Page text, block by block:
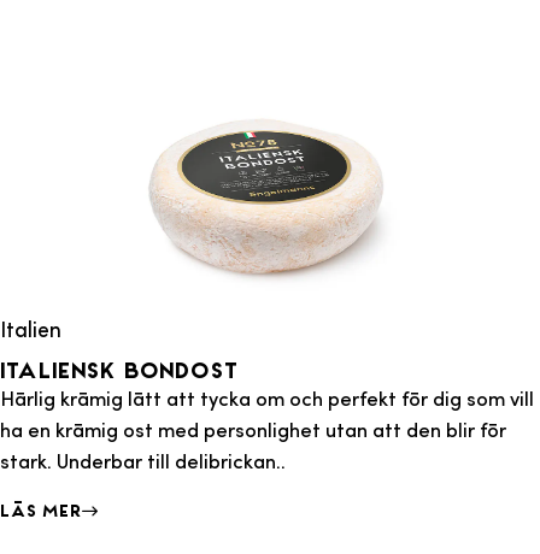
Italien
Italiensk Bondost
Härlig krämig lätt att tycka om och perfekt för dig som vill
ha en krämig ost med personlighet utan att den blir för
stark. Underbar till delibrickan..
Läs mer